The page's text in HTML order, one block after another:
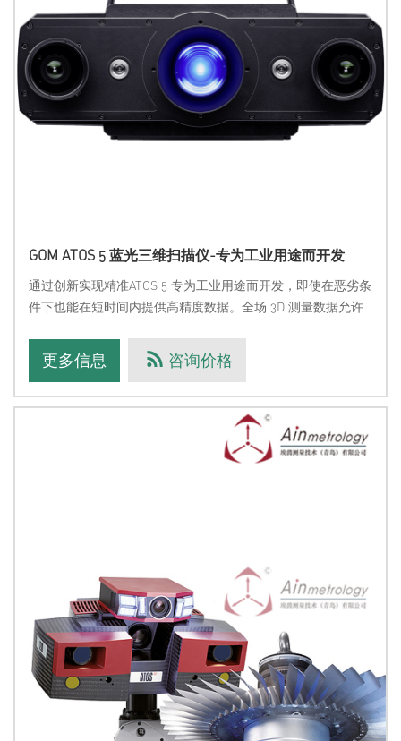
GOM ATOS 5 蓝光三维扫描仪-专为工业用途而开发
通过创新实现精准ATOS 5 专为工业用途而开发，即使在恶劣条
件下也能在短时间内提供高精度数据。全场 3D 测量数据允许
程。最高的数据质量凭借其强大的光源，ATOS 5 为各种手动和
自动化应用提供高精度
更多信息 咨询价格